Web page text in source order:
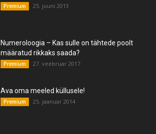
Premium 25. juuni 2013
Numeroloogia – Kas sulle on tähtede poolt
määratud rikkaks saada?
Premium 27. veebruar 2017
Ava oma meeled küllusele!
Premium 25. jaanuar 2014